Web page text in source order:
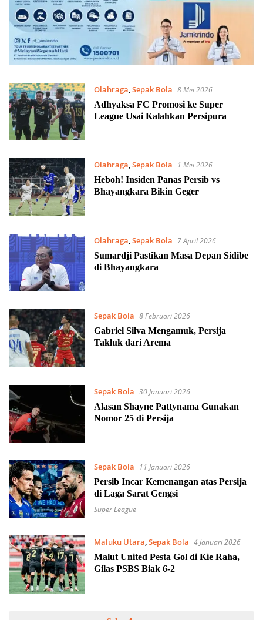
Olahraga,Sepak Bola 8 Mei 2026
Adhyaksa FC Promosi ke Super
League Usai Kalahkan Persipura
Olahraga,Sepak Bola
1 Mei 2026
Heboh! Insiden Panas Persib vs
Bhayangkara Bikin Geger
Olahraga,Sepak Bola 7 April 2026
Sumardji Pastikan Masa Depan Sidibe
di Bhayangkara
Sepak Bola 8 Februari 2026
Gabriel Silva Mengamuk, Persija
Takluk dari Arema
Sepak Bola 30 Januari 2026
Alasan Shayne Pattynama Gunakan
Nomor 25 di Persija
Sepak Bola
11 Januari 2026
Persib Incar Kemenangan atas Persija
di Laga Sarat Gengsi
Super League
Maluku Utara,Sepak Bola 4 Januari 2026
Malut United Pesta Gol di Kie Raha,
Gilas PSBS Biak 6-2